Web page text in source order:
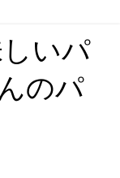
いパ
のパ